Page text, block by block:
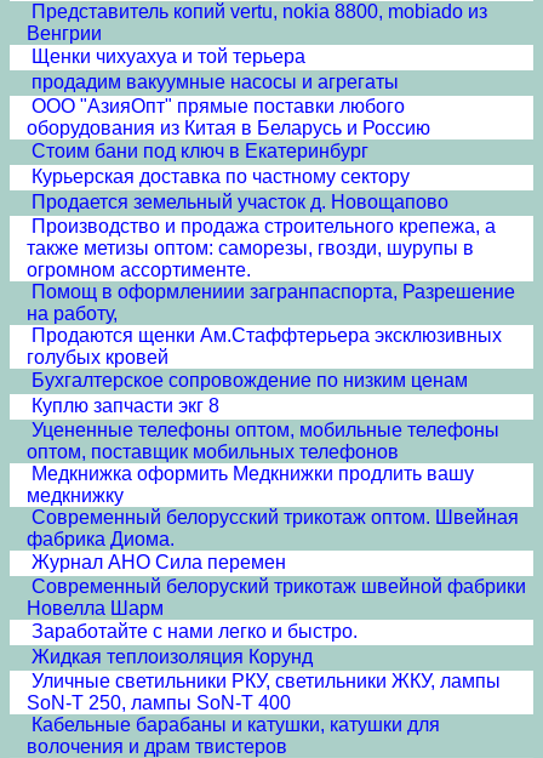
Представитель копий vertu, nokia 8800, mobiado из
Венгрии
Щенки чихуахуа и той терьера
продадим вакуумные насосы и агрегаты
ООО "АзияОпт" прямые поставки любого
оборудования из Китая в Беларусь и Россию
Стоим бани под ключ в Екатеринбург
Курьерская доставка по частному сектору
Продается земельный участок д. Новощапово
Производство и продажа строительного крепежа, а
также метизы оптом: саморезы, гвозди, шурупы в
огромном ассортименте.
Помощ в оформлениии загранпаспорта, Разрешение
на работу,
Продаются щенки Ам.Стаффтерьера эксклюзивных
голубых кровей
Бухгалтерское сопровождение по низким ценам
Куплю запчасти экг 8
Уцененные телефоны оптом, мобильные телефоны
оптом, поставщик мобильных телефонов
Медкнижка оформить Медкнижки продлить вашу
медкнижку
Современный белорусский трикотаж оптом. Швейная
фабрика Диома.
Журнал АНО Сила перемен
Современный белоруский трикотаж швейной фабрики
Новелла Шарм
Заработайте с нами легко и быстро.
Жидкая теплоизоляция Корунд
Уличные светильники РКУ, светильники ЖКУ, лампы
SoN-T 250, лампы SoN-T 400
Кабельные барабаны и катушки, катушки для
волочения и драм твистеров